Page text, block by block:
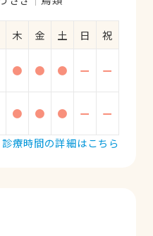
木 金 土 日
祝
● ● ● ー ー
● ● ● ー
ー
診療時間の詳細はこちら